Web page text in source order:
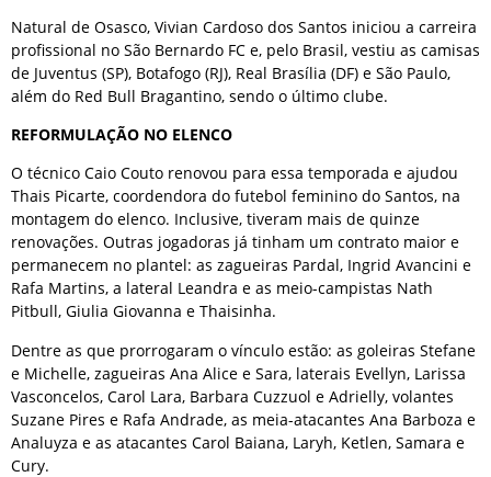
Natural de Osasco, Vivian Cardoso dos Santos iniciou a carreira
profissional no São Bernardo FC e, pelo Brasil, vestiu as camisas
de Juventus (SP), Botafogo (RJ), Real Brasília (DF) e São Paulo,
além do Red Bull Bragantino, sendo o último clube.
REFORMULAÇÃO NO ELENCO
O técnico Caio Couto renovou para essa temporada e ajudou
Thais Picarte, coordendora do futebol feminino do Santos, na
montagem do elenco. Inclusive, tiveram mais de quinze
renovações. Outras jogadoras já tinham um contrato maior e
permanecem no plantel: as zagueiras Pardal, Ingrid Avancini e
Rafa Martins, a lateral Leandra e as meio-campistas Nath
Pitbull, Giulia Giovanna e Thaisinha.
Dentre as que prorrogaram o vínculo estão: as goleiras Stefane
e Michelle, zagueiras Ana Alice e Sara, laterais Evellyn, Larissa
Vasconcelos, Carol Lara, Barbara Cuzzuol e Adrielly, volantes
Suzane Pires e Rafa Andrade, as meia-atacantes Ana Barboza e
Analuyza e as atacantes Carol Baiana, Laryh, Ketlen, Samara e
Cury.